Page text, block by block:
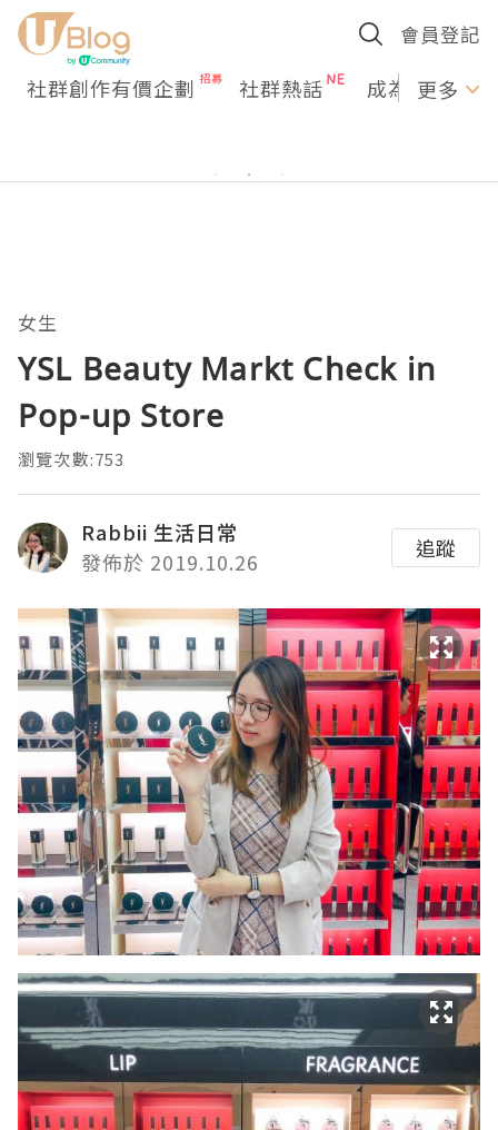
會員登記
社群創作有價企劃 社群熱話 成為U更多
女生
YSL Beauty Markt Check in
Pop-up Store
瀏覽次數:753
Rabbii 生活日常
發佈於 2019.10.26
追蹤